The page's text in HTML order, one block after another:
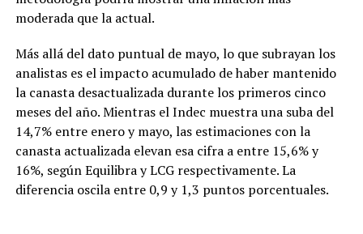
moderada que la actual.
Más allá del dato puntual de mayo, lo que subrayan los
analistas es el impacto acumulado de haber mantenido
la canasta desactualizada durante los primeros cinco
meses del año. Mientras el Indec muestra una suba del
14,7% entre enero y mayo, las estimaciones con la
canasta actualizada elevan esa cifra a entre 15,6% y
16%, según Equilibra y LCG respectivamente. La
diferencia oscila entre 0,9 y 1,3 puntos porcentuales.